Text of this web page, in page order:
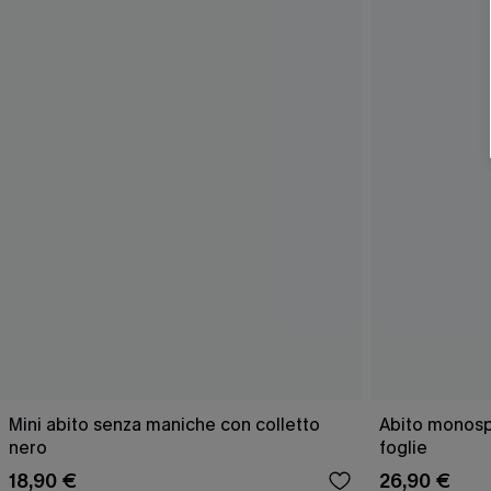
Mini abito senza maniche con colletto
nero
18,90 €
Abito
foglie
26,90 €